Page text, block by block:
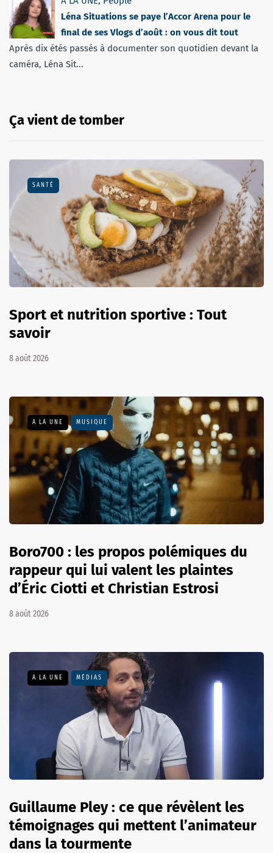
Léna Situations se paye l’Accor Arena pour le
final de ses Vlogs d’août : on vous dit tout
Après dix étés passés à documenter son quotidien devant la
caméra, Léna Sit...
Ça vient de tomber
SANTÉ
Sport et nutrition sportive : Tout
savoir
8 août 2026
A LA UNE MUSIQUE
Boro700 : les propos polémiques du
rappeur qui lui valent les plaintes
d’Éric Ciotti et Christian Estrosi
8 août 2026
A LA UNE MÉDIAS
Guillaume Pley : ce que révèlent les
témoignages qui mettent l’animateur
dans la tourmente